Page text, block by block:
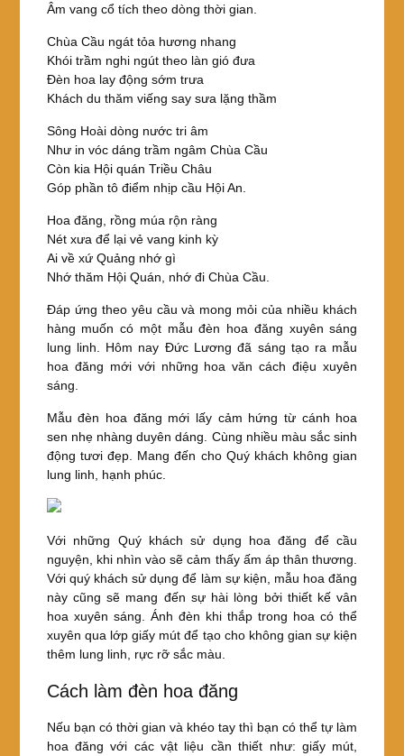
Âm vang cổ tích theo dòng thời gian.
Chùa Cầu ngát tỏa hương nhang
Khói trầm nghi ngút theo làn gió đưa
Đèn hoa lay động sớm trưa
Khách du thăm viếng say sưa lặng thầm
Sông Hoài dòng nước tri âm
Như in vóc dáng trầm ngâm Chùa Cầu
Còn kia Hội quán Triều Châu
Góp phần tô điểm nhịp cầu Hội An.
Hoa đăng, rồng múa rộn ràng
Nét xưa để lại vẻ vang kinh kỳ
Ai về xứ Quảng nhớ gì
Nhớ thăm Hội Quán, nhớ đi Chùa Cầu.
Đáp ứng theo yêu cầu và mong mỏi của nhiều khách
hàng muốn có một mẫu đèn hoa đăng xuyên sáng
lung linh. Hôm nay Đức Lương đã sáng tạo ra mẫu
hoa đăng mới với những hoa văn cách điệu xuyên
sáng.
Mẫu đèn hoa đăng mới lấy cảm hứng từ cánh hoa
sen nhẹ nhàng duyên dáng. Cùng nhiều màu sắc sinh
động tươi đẹp. Mang đến cho Quý khách không gian
lung linh, hạnh phúc.
Với những Quý khách sử dụng hoa đăng để cầu
nguyện, khi nhìn vào sẽ cảm thấy ấm áp thân thương.
Với quý khách sử dụng để làm sự kiện, mẫu hoa đăng
này cũng sẽ mang đến sự hài lòng bởi thiết kế vân
hoa xuyên sáng. Ánh đèn khi thắp trong hoa có thể
xuyên qua lớp giấy mút để tạo cho không gian sự kiện
thêm lung linh, rực rỡ sắc màu.
Cách làm đèn hoa đăng
Nếu bạn có thời gian và khéo tay thì bạn có thể tự làm
hoa đăng với các vật liệu cần thiết như: giấy mút,